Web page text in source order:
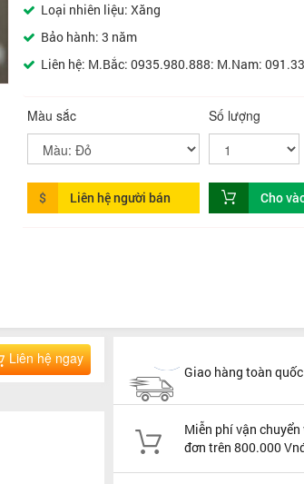
Loại nhiên liệu: Xăng
Bảo hành: 3 năm
Liên hệ: M.Bắc: 0935.980.888: M.Nam:
Màu sắc
$
Số lượng
Liên hệ ngay
Giao hàng toàn quốc
Miễn phí vận
đơn trên 800.000